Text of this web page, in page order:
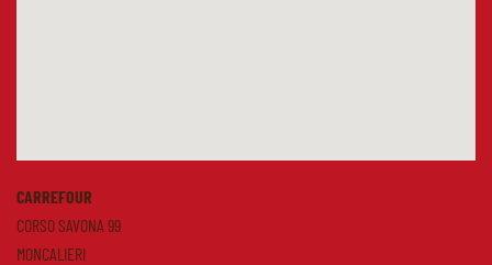
CARREFOUR
CORSO SAVONA 99
MONCALIERI